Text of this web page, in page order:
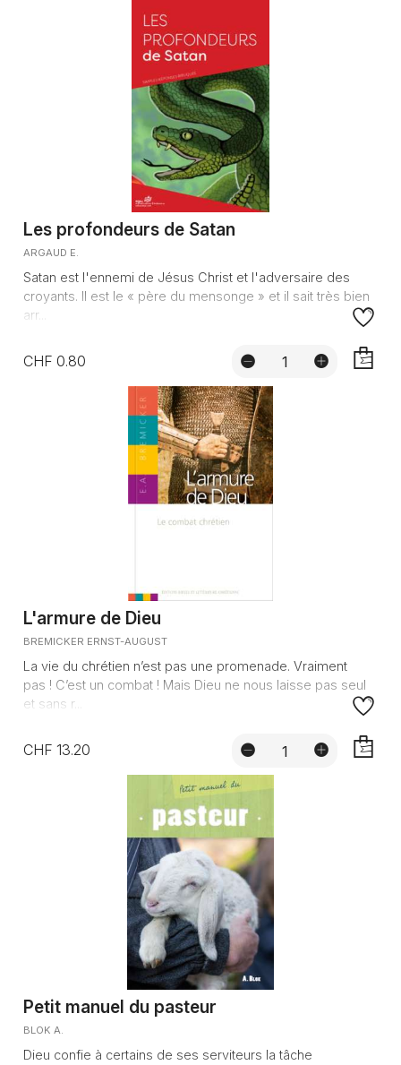
Les profondeurs de Satan
ARGAUD E.
Satan est l'ennemi de Jésus Christ et l'adversaire des
croyants. Il est le « père du mensonge » et il sait très bien
arr...
CHF 0.80
L'armure de Dieu
BREMICKER ERNST-AUGUST
La vie du chrétien n’est pas une promenade. Vraiment
pas ! C’est un combat ! Mais Dieu ne nous laisse pas seul
et sans r...
CHF 13.20
Petit manuel du pasteur
BLOK A.
Dieu confie à certains de ses serviteurs la tâche